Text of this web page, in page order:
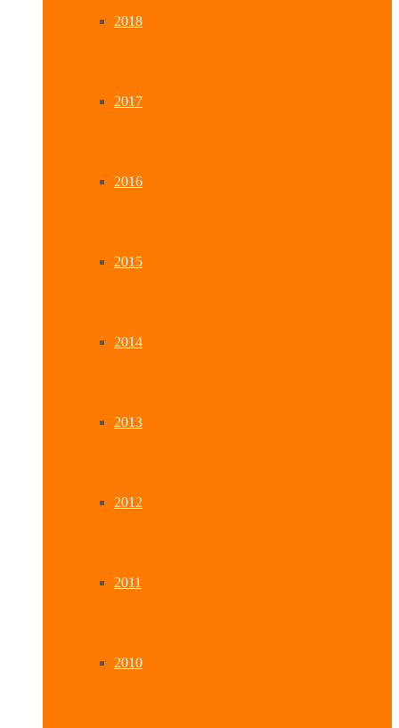
2018
2017
2016
2015
2014
2013
2012
2011
2010